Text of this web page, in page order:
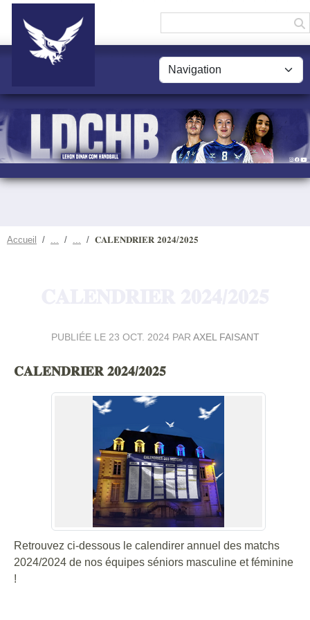
Accueil 𝐂𝐀𝐋𝐄𝐍𝐃𝐑𝐈𝐄𝐑 𝟐𝟎𝟐𝟒/𝟐𝟎𝟐𝟓
PUBLIÉE LE 23 OCT. 2024PAR AXEL FAISANT
𝐂𝐀𝐋𝐄𝐍𝐃𝐑𝐈𝐄𝐑 𝟐𝟎𝟐𝟒/𝟐𝟎𝟐𝟓
Retrouvez ci-dessous le calendirer annuel des matchs
2024/2024 de nos équipes séniors masculine et féminine
!